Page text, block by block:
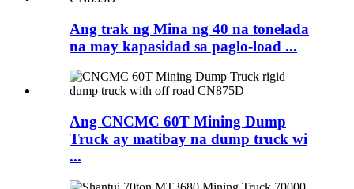
Ang trak ng Mina ng 40 na tonelada
na may kapasidad sa paglo-load ...
Ang CNCMC 60T Mining Dump
Truck ay matibay na dump truck wi
...